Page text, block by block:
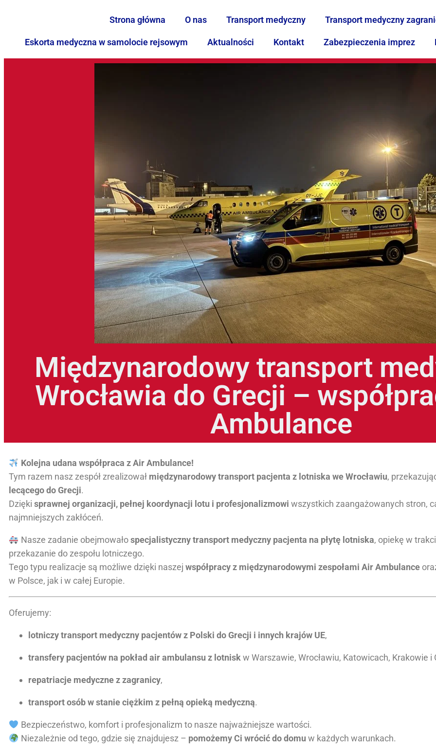
Strona główna O nas Transport medyczny Transport medyczny
Eskorta medyczna w samolocie rejsowym Aktualności Kontakt Zabezpieczenia imprez
Międzynarodowy transport
Wrocławia do Grecji –
Ambulance
Kolejna udana współpraca z Air Ambulance!
Tym razem nasz zespół zrealizował międzynarodowy transport pacjenta z lotniska we Wrocławiu,
lecącego do Grecji.
Dzięki sprawnej organizacji, pełnej koordynacji lotu i profesjonalizmowi wszystkich zaangażowanych stron,
najmniejszych zakłóceń.
Nasze zadanie obejmowałospecjalistyczny transport medyczny pacjenta na płytę lotniska, opiekę w
przekazanie do zespołu lotniczego.
Tego typu realizacje są możliwe dzięki naszej współpracy z międzynarodowymi zespołami Air Ambulance
w Polsce, jak i w całej Europie.
Oferujemy:
lotniczy transport medyczny pacjentów z Polski do Grecji i innych krajów UE,
transfery pacjentów na pokład air ambulansu z lotnisk w Warszawie, Wrocławiu, Katowicach, Krakowie i
repatriacje medyczne z zagranicy,
transport osób w stanie ciężkim z pełną opieką medyczną.
Bezpieczeństwo, komfort i profesjonalizm to nasze najważniejsze wartości.
Niezależnie od tego, gdzie się znajdujesz – pomożemy Ci wrócić do domu w każdych warunkach.